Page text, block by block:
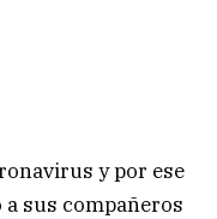
y por ese
sus compañeros